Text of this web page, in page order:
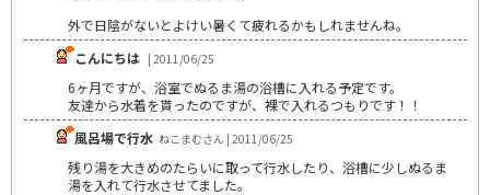
外で日陰がないとよけい暑くて疲れるかもしれませんね。
こんにちは | 2011/06/25
6ヶ月ですが、浴室でぬるま湯の浴槽に入れる予定です。
友達から水着を貰ったのですが、裸で入れるつもりです！！
風呂場で行水 ねこまむさん | 2011/06/25
残り湯を大きめのたらいに取って行水したり、浴槽に少しぬるま
湯を入れて行水させてました。